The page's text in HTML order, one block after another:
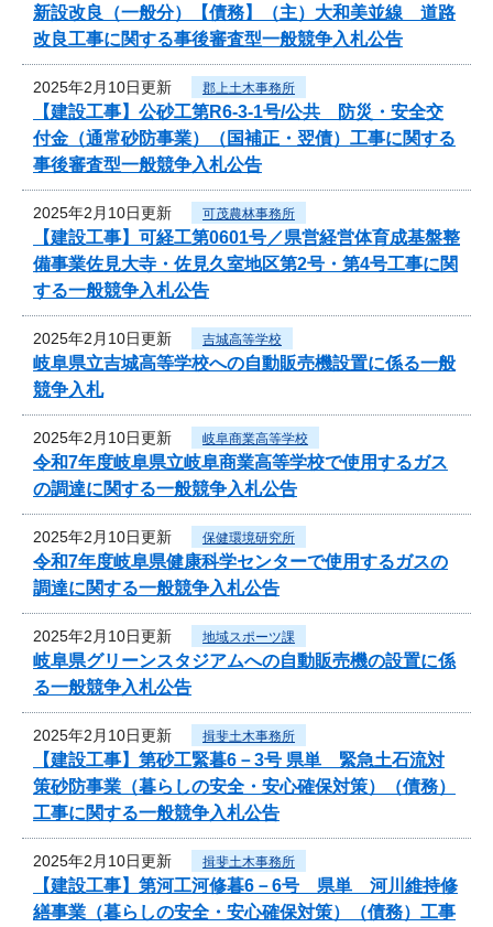
新設改良（一般分）【債務】（主）大和美並線 道路
改良工事に関する事後審査型一般競争入札公告
2025年2月10日更新 郡上土木事務所
【建設工事】公砂工第R6-3-1号/公共 防災・安全交
付金（通常砂防事業）（国補正・翌債）工事に関する
事後審査型一般競争入札公告
2025年2月10日更新 可茂農林事務所
【建設工事】可経工第0601号／県営経営体育成基盤整
備事業佐見大寺・佐見久室地区第2号・第4号工事に関
する一般競争入札公告
2025年2月10日更新 吉城高等学校
岐阜県立吉城高等学校への自動販売機設置に係る一般
競争入札
2025年2月10日更新 岐阜商業高等学校
令和7年度岐阜県立岐阜商業高等学校で使用するガス
の調達に関する一般競争入札公告
2025年2月10日更新 保健環境研究所
令和7年度岐阜県健康科学センターで使用するガスの
調達に関する一般競争入札公告
2025年2月10日更新 地域スポーツ課
岐阜県グリーンスタジアムへの自動販売機の設置に係
る一般競争入札公告
2025年2月10日更新 揖斐土木事務所
【建設工事】第砂工緊暮6－3号 県単 緊急土石流対
策砂防事業（暮らしの安全・安心確保対策）（債務）
工事に関する一般競争入札公告
2025年2月10日更新 揖斐土木事務所
【建設工事】第河工河修暮6－6号 県単 河川維持修
繕事業（暮らしの安全・安心確保対策）（債務）工事